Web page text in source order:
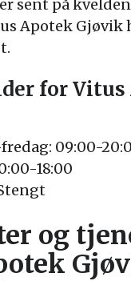
sent på
Apotek Gjøvik
for Vitus
09:00-
18:00
og